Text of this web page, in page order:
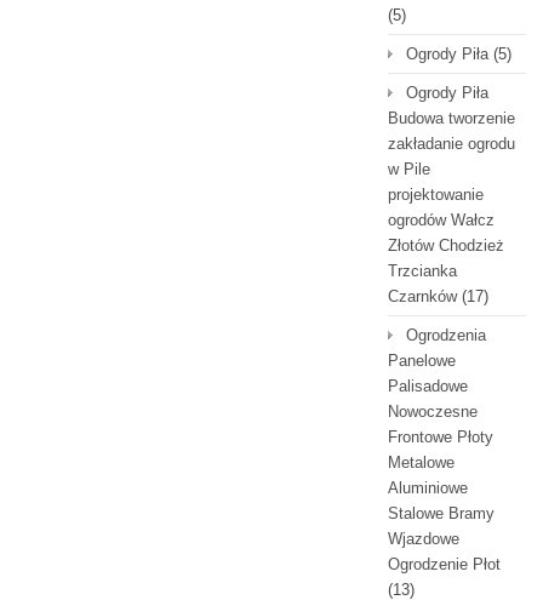
(5)
Ogrody Piła(5)
Ogrody Piła
Budowa tworzenie
zakładanie ogrodu
w Pile
projektowanie
ogrodów Wałcz
Złotów Chodzież
Trzcianka
Czarnków(17)
Ogrodzenia
Panelowe
Palisadowe
Nowoczesne
Frontowe Płoty
Metalowe
Aluminiowe
Stalowe Bramy
Wjazdowe
Ogrodzenie Płot
(13)